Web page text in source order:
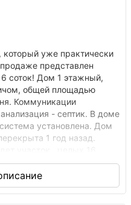
который уже практически
представлен
соток! Дом 1 этажный,
общей площадью
Коммуникации
- септик. В доме
установлена. Дом
1 год назад.
дом - времянка(2
использовать как
погреб (сухой),